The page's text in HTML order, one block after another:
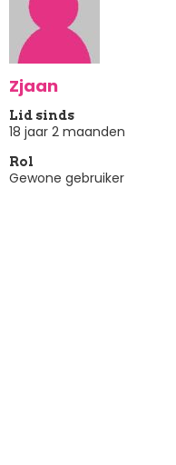
Zjaan
Lid sinds
18 jaar 2 maanden
Rol
Gewone gebruiker